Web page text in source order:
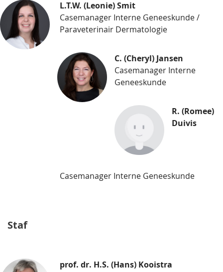
L.T.W. (Leonie) Smit
Casemanager Interne Geneeskunde /
Paraveterinair Dermatologie
C. (Cheryl) Jansen
Casemanager Interne
Geneeskunde
R. (Romee)
Duivis
Casemanager Interne Geneeskunde
Staf
prof. dr. H.S. (Hans) Kooistra